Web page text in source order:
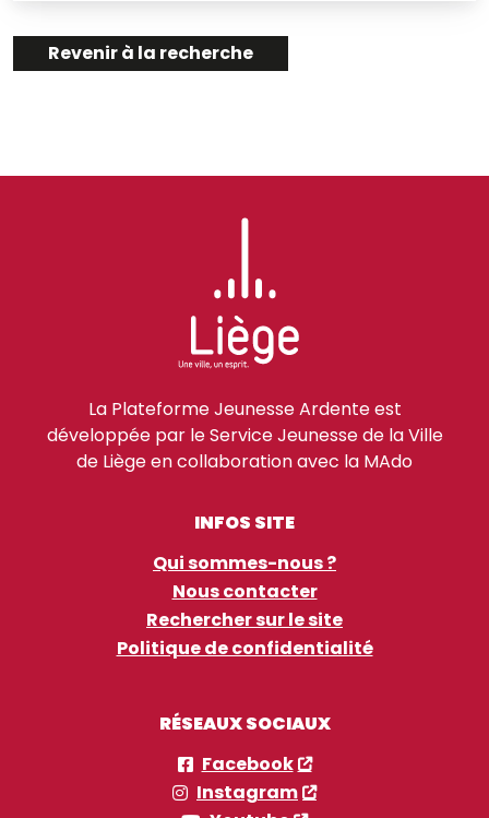
Revenir à la recherche
La Plateforme Jeunesse Ardente est
développée par le Service Jeunesse de la Ville
de Liège en collaboration avec la MAdo
INFOS SITE
Qui sommes-nous ?
Nous contacter
Rechercher sur le site
Politique de confidentialité
RÉSEAUX SOCIAUX
Facebook
Instagram